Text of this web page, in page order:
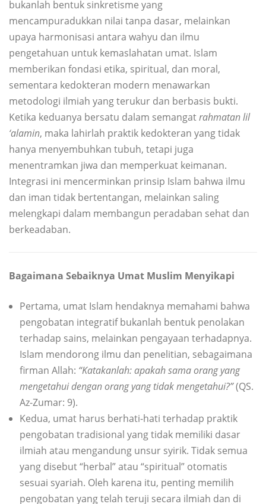
bukanlah bentuk sinkretisme yang
mencampuradukkan nilai tanpa dasar, melainkan
upaya harmonisasi antara wahyu dan ilmu
pengetahuan untuk kemaslahatan umat. Islam
memberikan fondasi etika, spiritual, dan moral,
sementara kedokteran modern menawarkan
metodologi ilmiah yang terukur dan berbasis bukti.
Ketika keduanya bersatu dalam semangatrahmatan lil
‘alamin, maka lahirlah praktik kedokteran yang tidak
hanya menyembuhkan tubuh, tetapi juga
menentramkan jiwa dan memperkuat keimanan.
Integrasi ini mencerminkan prinsip Islam bahwa ilmu
dan iman tidak bertentangan, melainkan saling
melengkapi dalam membangun peradaban sehat dan
berkeadaban.
Bagaimana Sebaiknya Umat Muslim Menyikapi
Pertama, umat Islam hendaknya memahami bahwa
pengobatan integratif bukanlah bentuk penolakan
terhadap sains, melainkan pengayaan terhadapnya.
Islam mendorong ilmu dan penelitian, sebagaimana
firman Allah: “Katakanlah: apakah sama orang yang
mengetahui dengan orang yang tidak mengetahui?”(QS.
Az-Zumar: 9).
Kedua, umat harus berhati-hati terhadap praktik
pengobatan tradisional yang tidak memiliki dasar
ilmiah atau mengandung unsur syirik. Tidak semua
yang disebut “herbal” atau “spiritual” otomatis
sesuai syariah. Oleh karena itu, penting memilih
pengobatan yang telah teruji secara ilmiah dan di